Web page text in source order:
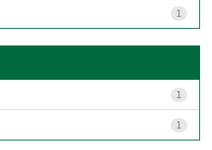
1
1
1